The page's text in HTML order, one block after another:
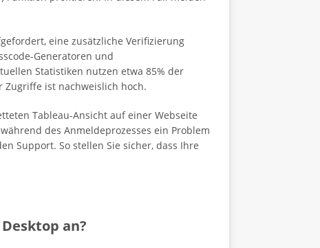
eine zusätzliche Verifizierung
Generatoren und
Statistiken nutzen etwa 85% der
Zugriffe ist nachweislich hoch.
Tableau-Ansicht auf einer Webseite
des Anmeldeprozesses ein Problem
Support. So stellen Sie sicher, dass Ihre
an?